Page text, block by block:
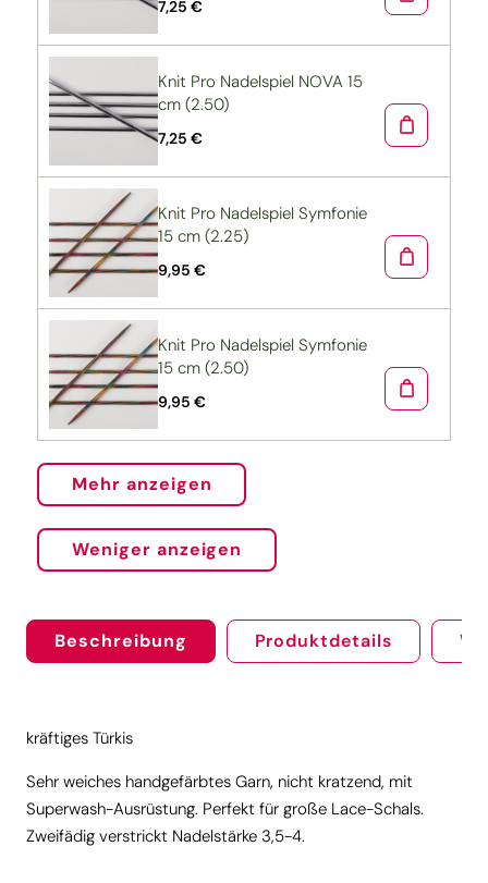
7,25 €
Knit Pro Nadelspiel NOVA 15
cm (2.50)
7,25 €
Knit Pro Nadelspiel Symfonie
15 cm (2.25)
9,95 €
Knit Pro Nadelspiel Symfonie
15 cm (2.50)
9,95 €
Mehr anzeigen
Weniger anzeigen
Beschreibung Produktdetails
kräftiges Türkis
Sehr weiches handgefärbtes Garn, nicht kratzend, mit
Superwash-Ausrüstung. Perfekt für große Lace-Schals.
Zweifädig verstrickt Nadelstärke 3,5-4.